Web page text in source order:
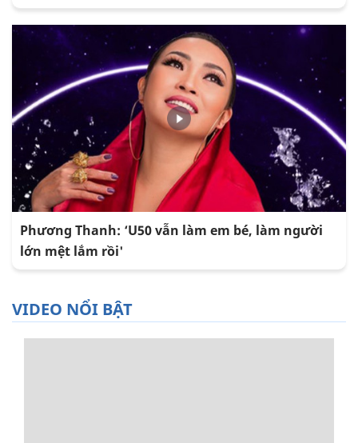
Phương Thanh: ‘U50 vẫn làm em bé, làm người
lớn mệt lắm rồi'
VIDEO NỔI BẬT